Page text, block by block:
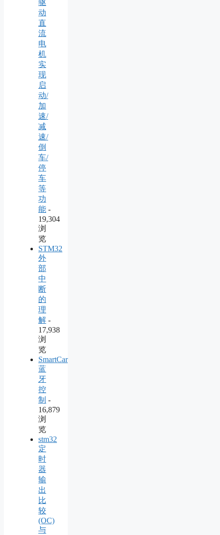
驱
动
直
流
电
机
实
现
启
动/
加
速/
减
速/
倒
车/
停
车
等
功
能 -
19,304
浏
览
STM32
外
部
中
断
的
理
解 -
17,938
浏
览
SmartCar
蓝
牙
控
制 -
16,879
浏
览
stm32
定
时
器
输
出
比
较
(OC)
与